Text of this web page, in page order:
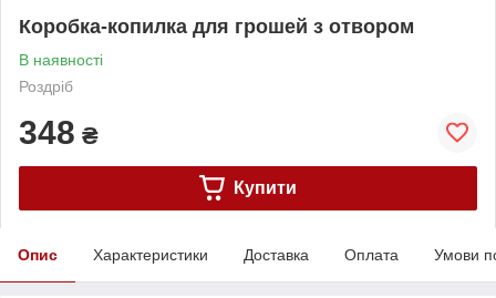
Коробка-копилка для грошей з отвором
В наявності
Роздріб
348 ₴
Купити
Опис Характеристики Доставка Оплата Умови